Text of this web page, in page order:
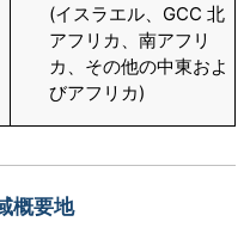
(イスラエル、GCC 北
アフリカ、南アフリ
カ、その他の中東およ
びアフリカ)
概要地